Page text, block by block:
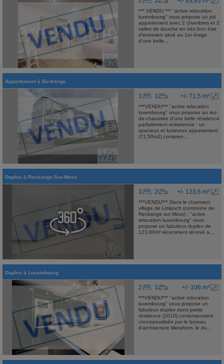
*** VENDU *** "active relocation
luxembourg" vous propose un joli
appartement avec 2 chambres et 2
salles de douche en très bon état
d'entretien situé au 1er étage
d'une belle...
Appartement à Bertrange
+/- 71,5 m²
1 1
***VENDU*** "active relocation
luxembourg" vous propose au rez-
de-chaussée d'une belle résidence
parfaitement entretenue : un
spacieux et lumineux appartement
(71,50m2) compren...
Duplex à Reckange-Sur-Mess
+/- 123,6 m²
3 2
***VENDU*** Dans le charmant
village de Limpach (commune de
Reckange sur Mess) : ''active
relocation luxembourg'' vous
propose un fabuleux duplex de
123,60m² récemment rénové a...
Duplex à Luxembourg
+/- 106 m²
2 1
***VENDU*** "active relocation
luxembourg" vous propose un
fabuleux duplex dans petite
résidence (2010) contemporaine
conceptualisée par le bureau
d'architecture Metaform, le du...